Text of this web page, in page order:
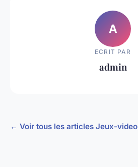
A
ECRIT PAR
admin
← Voir tous les articles Jeux-video